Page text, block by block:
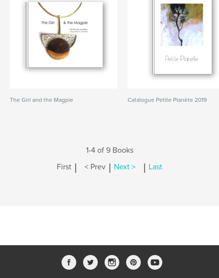
The Girl and the Magpie Catalogue Petite Planète 2019
1-4 of 9 Books
First | < Prev | Next > | Last